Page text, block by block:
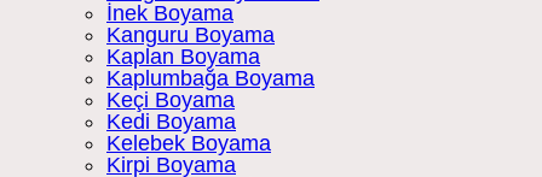
İnek Boyama
Kanguru Boyama
Kaplan Boyama
Kaplumbağa Boyama
Keçi Boyama
Kedi Boyama
Kelebek Boyama
Kirpi Boyama